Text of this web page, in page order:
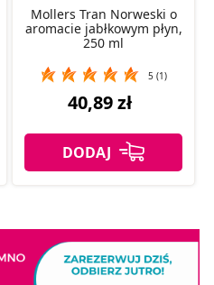
Mollers Tran Norweski o
aromacie jabłkowym płyn,
250 ml
5 (1)
40,89 zł